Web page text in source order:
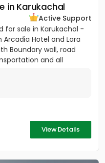
in Karukachal
Active Support
for sale in Karukachal -
Hotel and Lara
Boundary wall, road
and all
View Details